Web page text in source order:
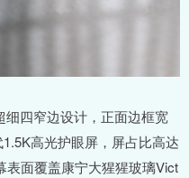
细四窄边设计，正面边框宽
高光护眼屏，屏占比高达
表面覆盖康宁大猩猩玻璃Vict